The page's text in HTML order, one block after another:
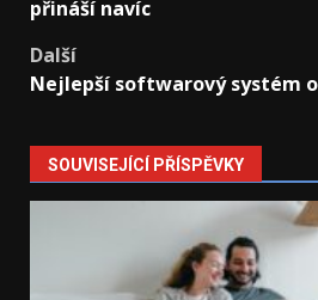
přináší navíc
Další
Nejlepší softwarový systém
SOUVISEJÍCÍ PŘÍSPĚVKY